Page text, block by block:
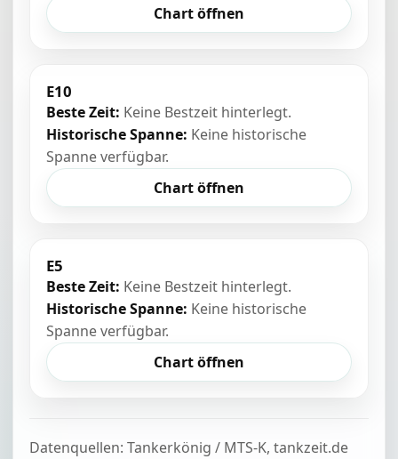
Chart öffnen
E10
Beste Zeit: Keine Bestzeit hinterlegt.
Historische Spanne: Keine historische
Spanne verfügbar.
Chart öffnen
E5
Beste Zeit: Keine Bestzeit hinterlegt.
Historische Spanne: Keine historische
Spanne verfügbar.
Chart öffnen
Datenquellen: Tankerkönig / MTS-K, tankzeit.de